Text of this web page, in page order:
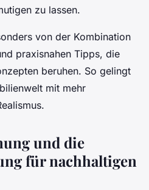
zu lassen.
von der Kombination
praxisnahen Tipps, die
beruhen. So gelingt
mit mehr
und die
für nachhaltigen